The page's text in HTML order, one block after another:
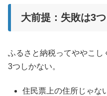
大前提：失敗は3
ふるさと納税ってややこし
3つしかない。
住民票上の住所じゃな